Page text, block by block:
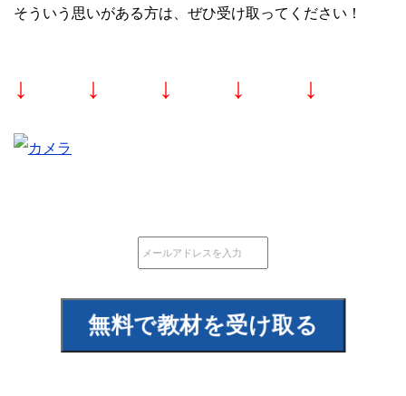
そういう思いがある方は、ぜひ受け取ってください！
↓ ↓ ↓ ↓ ↓